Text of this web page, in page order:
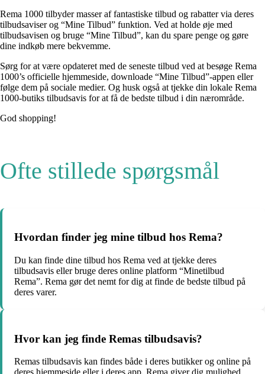
Rema 1000 tilbyder masser af fantastiske tilbud og rabatter via deres
tilbudsaviser og “Mine Tilbud” funktion. Ved at holde øje med
tilbudsavisen og bruge “Mine Tilbud”, kan du spare penge og gøre
dine indkøb mere bekvemme.
Sørg for at være opdateret med de seneste tilbud ved at besøge Rema
1000’s officielle hjemmeside, downloade “Mine Tilbud”-appen eller
følge dem på sociale medier. Og husk også at tjekke din lokale Rema
1000-butiks tilbudsavis for at få de bedste tilbud i din nærområde.
God shopping!
Ofte stillede spørgsmål
Hvordan finder jeg mine tilbud hos Rema?
Du kan finde dine tilbud hos Rema ved at tjekke deres
tilbudsavis eller bruge deres online platform “Minetilbud
Rema”. Rema gør det nemt for dig at finde de bedste tilbud på
deres varer.
Hvor kan jeg finde Remas tilbudsavis?
Remas tilbudsavis kan findes både i deres butikker og online på